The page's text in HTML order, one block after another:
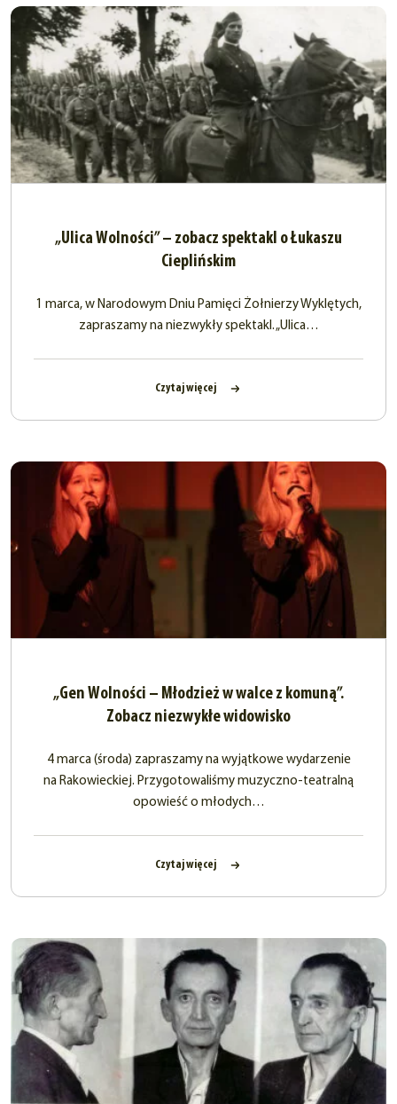
„Ulica Wolności” – zobacz spektakl o Łukaszu
Cieplińskim
1 marca, w Narodowym Dniu Pamięci Żołnierzy Wyklętych,
zapraszamy na niezwykły spektakl. „Ulica…
Czytaj więcej
„Gen Wolności – Młodzież w walce z komuną”.
Zobacz niezwykłe widowisko
4 marca (środa) zapraszamy na wyjątkowe wydarzenie
na Rakowieckiej. Przygotowaliśmy muzyczno-teatralną
opowieść o młodych…
Czytaj więcej